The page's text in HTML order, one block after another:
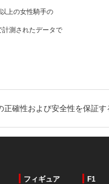
上の女性騎手の
測されたデータで
確性および安全性を保証
フィギュア F1